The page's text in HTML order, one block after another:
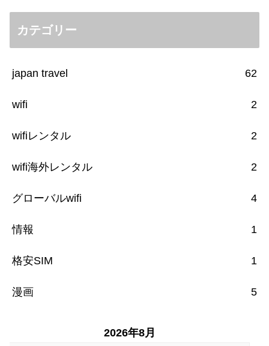
カテゴリー
japan travel 62
wifi 2
wifiレンタル 2
wifi海外レンタル 2
グローバルwifi 4
情報 1
格安SIM 1
漫画 5
2026年8月